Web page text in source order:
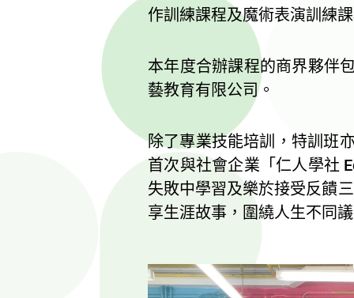
作訓練課程及魔術表演訓練
本年度合辦課程的商界夥伴
藝教育有限公司。​
除了專業技能培訓，特訓班
首次與社會企業「仁人學社
失敗中學習及樂於接受反饋
享生涯故事，圍繞人生不同